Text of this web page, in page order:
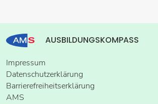
AUSBILDUNGSKOMPASS
Impressum
Datenschutzerklärung
Barrierefreiheitserklärung
AMS